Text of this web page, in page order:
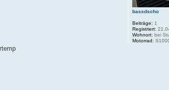
bassdscho
Beiträge: 1
Registriert:
Wohnort: bei
Motorrad: